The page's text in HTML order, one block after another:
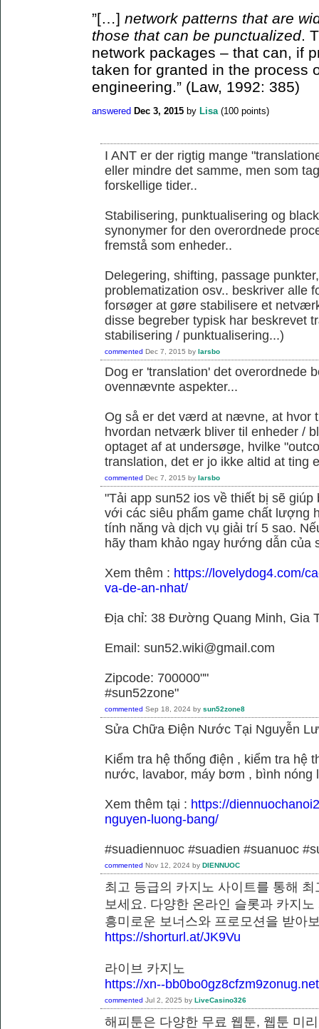
”[…] network patterns that are
those that can be punctualized.
network packages – that can, if
taken for granted in the process
engineering.” (Law, 1992: 385)
answered Dec 3, 2015 by Lisa (100 points)
I ANT er der rigtig mange
eller mindre det samme, men som
forskellige tider..
Stabilisering, punktualisering og
synonymer for den overordnede
fremstå som enheder..
Delegering, shifting, passage
problematization osv.. beskriver alle
forsøger at gøre stabilisere et
disse begreber typisk har beskrevet
stabilisering / punktualisering...)
commented Dec 7, 2015 by larsbo
Dog er 'translation' det overordnede
ovennævnte aspekter...
Og så er det værd at nævne, at hvor
hvordan netværk bliver til enheder /
optaget af at undersøge, hvilke
translation, det er jo ikke altid at ting
commented Dec 7, 2015 by larsbo
"Tải app sun52 ios về thiết bị sẽ
với các siêu phẩm game chất lượng
tính năng và dịch vụ giải trí 5 sao.
hãy tham khảo ngay hướng dẫn của
Xem thêm : https://lovelydog4.com/
va-de-an-nhat/
Địa chỉ: 38 Đường Quang Minh, Gia
Email: sun52.wiki@gmail.com
Zipcode: 700000""
#sun52zone"
commented Sep 18, 2024 by sun52zone8
Sửa Chữa Điện Nước Tại Nguyễn
Kiểm tra hệ thống điện , kiểm tra hệ
nước, lavabor, máy bơm , bình nóng
Xem thêm tại : https://
nguyen-luong-bang/
#suadiennuoc #suadien #suanuoc
commented Nov 12, 2024 by DIENNUOC
최고 등급의 카지노 사이트를 통해
보세요. 다양한 온라인 슬롯과 카지
흥미로운 보너스와 프로모션을 받
https://shorturl.at/JK9Vu
라이브 카지노
https://xn--bb0bo0gz8cfzm9zonug.net
commented Jul 2, 2025 by LiveCasino326
해피툰은 다양한 무료 웹툰, 웹툰 미